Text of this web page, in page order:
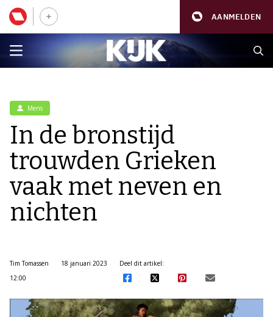
AANMELDEN
Mens
In de bronstijd
trouwden Grieken
vaak met neven en
nichten
Tim Tomassen
18 januari 2023
12:00
Deel dit artikel: